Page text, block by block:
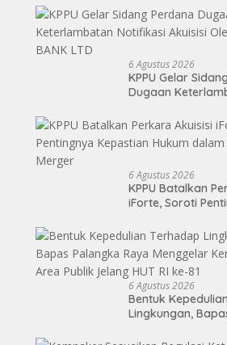
Melalui Aksi Donor
6 Agustus 2026
KPPU Gelar
Dugaan
BANK LTD
6 Agustus 2026
KPPU Batalkan
iForte, Soroti
Pengawasan
6 Agustus 2026
Bentuk
Lingkungan,